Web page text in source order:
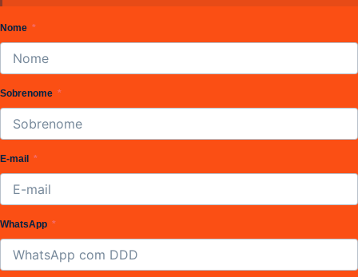
Nome
Sobrenome
E-mail
WhatsApp